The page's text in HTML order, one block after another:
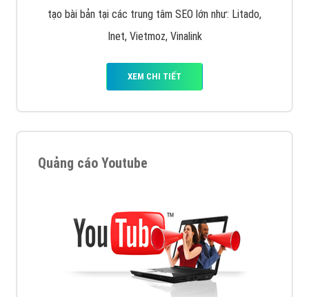
tạo bài bản tại các trung tâm SEO lớn như: Litado,
Inet, Vietmoz, Vinalink
XEM CHI TIẾT
Quảng cáo Youtube